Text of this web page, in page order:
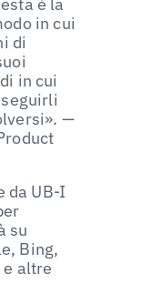
in cui
di
in cui
—
da UB-I
su
Bing,
e altre